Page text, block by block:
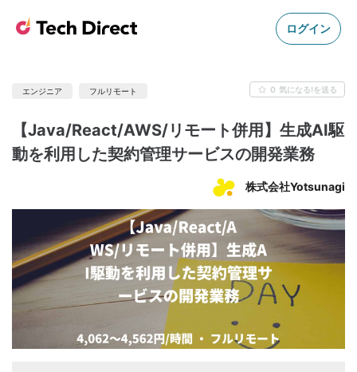
ログイン
エンジニア フルリモート 0 気になる!を送る
【Java/React/AWS/リモート併用】生成AI駆
動を利用した契約管理サービスの開発業務
株式会社Yotsunagi